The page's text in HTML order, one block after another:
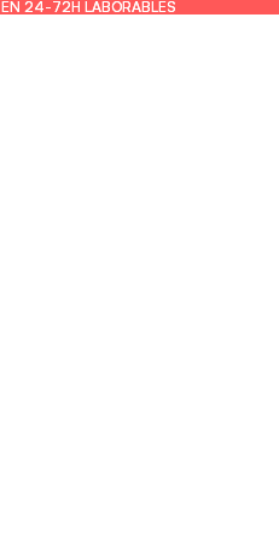
EN 24-72H LABORABLES
EN 24-72H LABORABLES